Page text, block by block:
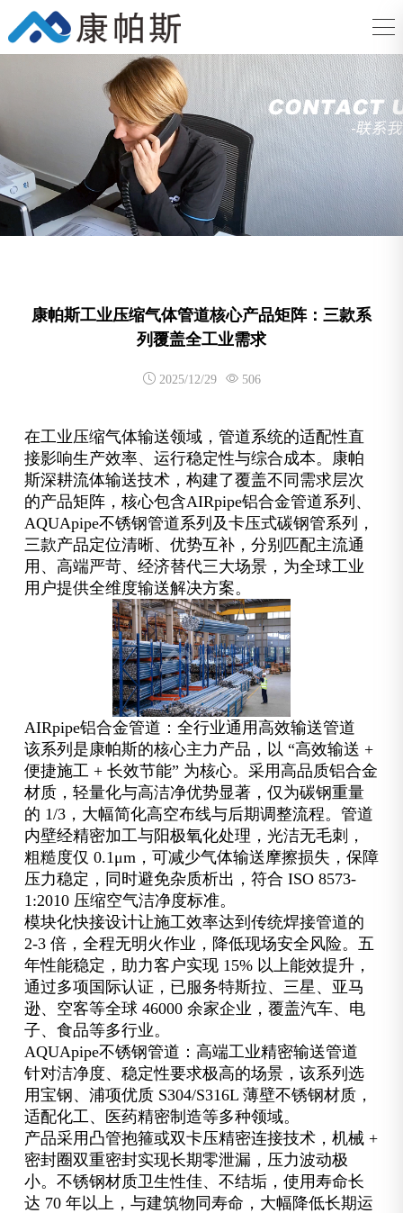
康帕斯工业压缩气体管道核心产品矩阵：三款系
列覆盖全工业需求
2025/12/29 506
在工业压缩气体输送领域，管道系统的适配性直
接影响生产效率、运行稳定性与综合成本。康帕
斯深耕流体输送技术，构建了覆盖不同需求层次
的产品矩阵，核心包含AIRpipe铝合金管道系列、
AQUApipe不锈钢管道系列及卡压式碳钢管系列，
三款产品定位清晰、优势互补，分别匹配主流通
用、高端严苛、经济替代三大场景，为全球工业
用户提供全维度输送解决方案。
AIRpipe铝合金管道：全行业通用高效输送管道
该系列是康帕斯的核心主力产品，以 “高效输送 +
便捷施工 + 长效节能” 为核心。采用高品质铝合金
材质，轻量化与高洁净优势显著，仅为碳钢重量
的 1/3，大幅简化高空布线与后期调整流程。管道
内壁经精密加工与阳极氧化处理，光洁无毛刺，
粗糙度仅 0.1μm，可减少气体输送摩擦损失，保障
压力稳定，同时避免杂质析出，符合 ISO 8573-
1:2010 压缩空气洁净度标准。
模块化快接设计让施工效率达到传统焊接管道的
2-3 倍，全程无明火作业，降低现场安全风险。五
年性能稳定，助力客户实现 15% 以上能效提升，
通过多项国际认证，已服务特斯拉、三星、亚马
逊、空客等全球 46000 余家企业，覆盖汽车、电
子、食品等多行业。
AQUApipe不锈钢管道：高端工业精密输送管道
针对洁净度、稳定性要求极高的场景，该系列选
用宝钢、浦项优质 S304/S316L 薄壁不锈钢材质，
适配化工、医药精密制造等多种领域。
产品采用凸管抱箍或双卡压精密连接技术，机械 +
密封圈双重密封实现长期零泄漏，压力波动极
小。不锈钢材质卫生性佳、不结垢，使用寿命长
达 70 年以上，与建筑物同寿命，大幅降低长期运